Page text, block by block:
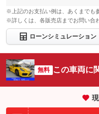
※上記のお支払い例は、あくまでも
※詳しくは、各販売店までお問い合
ローンシミュレーション
無料 この車両に